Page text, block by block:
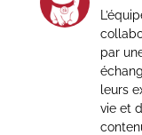
par
leurs
vie et